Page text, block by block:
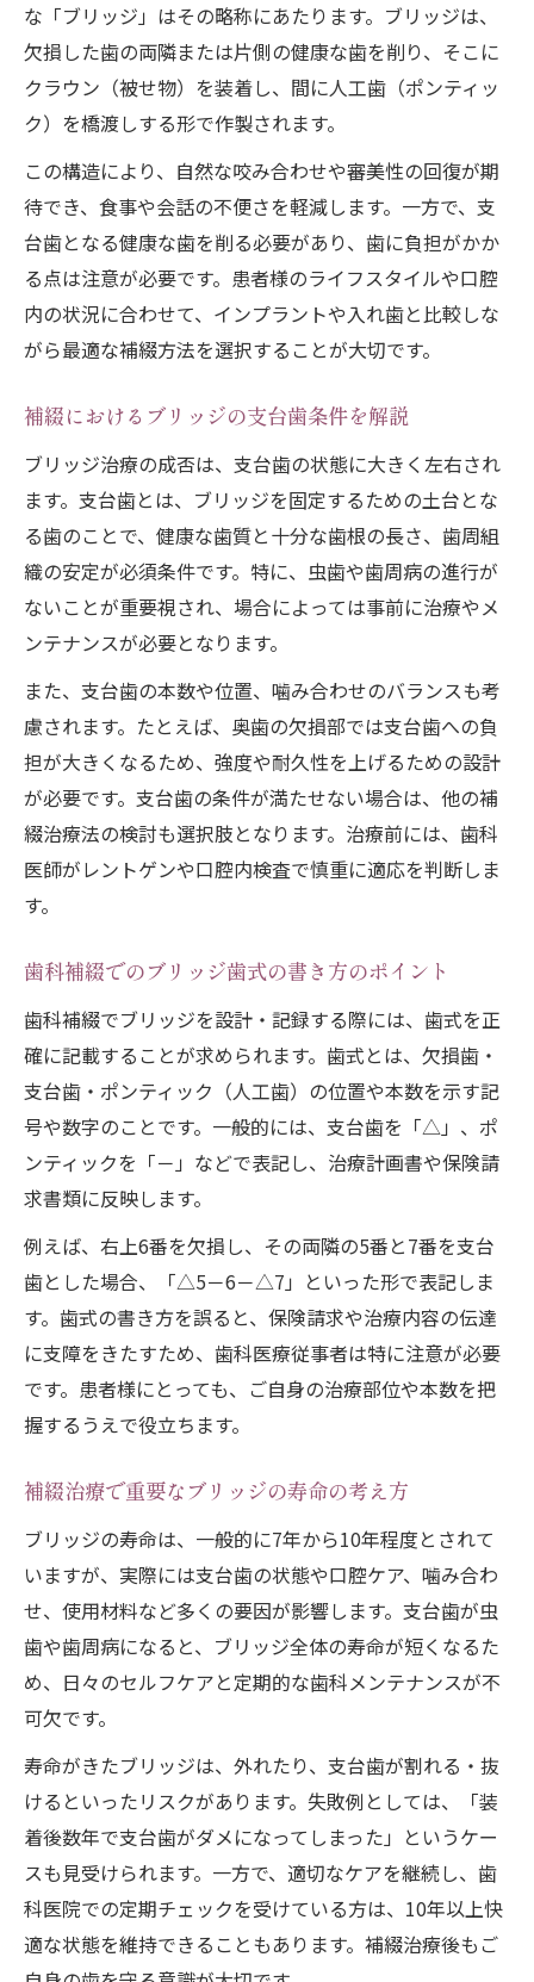
補綴治療におけるブリッジの清掃性と課題
補綴とブリッジの正式名称や意味を整理
歯科補綴におけるブリッジ正式名称の整理
補綴治療で使うブリッジ用語の意味を解説
歯科での補綴とブリッジの違いを明確化
ブリッジの正式名称と補綴治療の位置づけ
補綴におけるブリッジ歯式の基礎知識
2年ルールや保険条件を正しく理解する
補綴治療のブリッジ2年ルールとは何か
補綴で確認するブリッジ支台歯の条件
ブリッジ治療と補綴の保険範囲を整理
補綴治療で注意すべき2年ルールの詳細
ブリッジ装着後の長期維持ポイントまとめ
補綴ブリッジの寿命を延ばすケア方法
補綴治療後のブリッジ清掃のコツとは
補綴ブリッジのトラブル予防ポイント
ブリッジ装着後の補綴メンテナンス習慣
補綴治療で後悔しない判断基準の極意
補綴とブリッジ選択で後悔しないコツ
補綴治療で重視すべき判断基準は何か
補綴ブリッジの体験談を活かした選び方
な「ブリッジ」はその略称にあたります。ブリッジは、
欠損した歯の両隣または片側の健康な歯を削り、そこに
クラウン（被せ物）を装着し、間に人工歯（ポンティッ
ク）を橋渡しする形で作製されます。
この構造により、自然な咬み合わせや審美性の回復が期
待でき、食事や会話の不便さを軽減します。一方で、支
台歯となる健康な歯を削る必要があり、歯に負担がかか
る点は注意が必要です。患者様のライフスタイルや口腔
内の状況に合わせて、インプラントや入れ歯と比較しな
がら最適な補綴方法を選択することが大切です。
補綴におけるブリッジの支台歯条件を解説
ブリッジ治療の成否は、支台歯の状態に大きく左右され
ます。支台歯とは、ブリッジを固定するための土台とな
る歯のことで、健康な歯質と十分な歯根の長さ、歯周組
織の安定が必須条件です。特に、虫歯や歯周病の進行が
ないことが重要視され、場合によっては事前に治療やメ
ンテナンスが必要となります。
また、支台歯の本数や位置、噛み合わせのバランスも考
慮されます。たとえば、奥歯の欠損部では支台歯への負
担が大きくなるため、強度や耐久性を上げるための設計
が必要です。支台歯の条件が満たせない場合は、他の補
綴治療法の検討も選択肢となります。治療前には、歯科
医師がレントゲンや口腔内検査で慎重に適応を判断しま
す。
歯科補綴でのブリッジ歯式の書き方のポイント
歯科補綴でブリッジを設計・記録する際には、歯式を正
確に記載することが求められます。歯式とは、欠損歯・
支台歯・ポンティック（人工歯）の位置や本数を示す記
号や数字のことです。一般的には、支台歯を「△」、ポ
ンティックを「－」などで表記し、治療計画書や保険請
求書類に反映します。
例えば、右上6番を欠損し、その両隣の5番と7番を支台
歯とした場合、「△5－6－△7」といった形で表記しま
す。歯式の書き方を誤ると、保険請求や治療内容の伝達
に支障をきたすため、歯科医療従事者は特に注意が必要
です。患者様にとっても、ご自身の治療部位や本数を把
握するうえで役立ちます。
補綴治療で重要なブリッジの寿命の考え方
ブリッジの寿命は、一般的に7年から10年程度とされて
いますが、実際には支台歯の状態や口腔ケア、噛み合わ
せ、使用材料など多くの要因が影響します。支台歯が虫
歯や歯周病になると、ブリッジ全体の寿命が短くなるた
め、日々のセルフケアと定期的な歯科メンテナンスが不
可欠です。
寿命がきたブリッジは、外れたり、支台歯が割れる・抜
けるといったリスクがあります。失敗例としては、「装
着後数年で支台歯がダメになってしまった」というケー
スも見受けられます。一方で、適切なケアを継続し、歯
科医院での定期チェックを受けている方は、10年以上快
適な状態を維持できることもあります。補綴治療後もご